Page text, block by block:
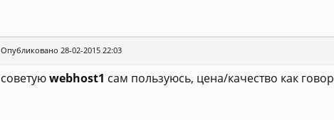
Опубликовано 28-02-2015 22:03
советуюwebhost1 сам пользуюсь, цена/качество как